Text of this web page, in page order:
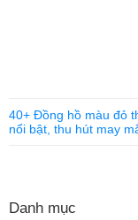
40+ Đồng hồ màu đỏ
nổi bật, thu hút may
Danh mục